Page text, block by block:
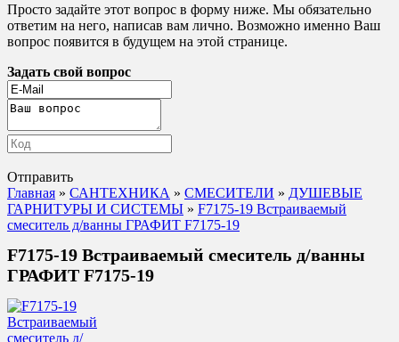
Просто задайте этот вопрос в форму ниже. Мы обязательно
ответим на него, написав вам лично. Возможно именно Ваш
вопрос появится в будущем на этой странице.
Задать свой вопрос
Отправить
Главная » САНТЕХНИКА » СМЕСИТЕЛИ » ДУШЕВЫЕ
ГАРНИТУРЫ И СИСТЕМЫ » F7175-19 Встраиваемый
смеситель д/ванны ГРАФИТ F7175-19
F7175-19 Встраиваемый смеситель д/ванны
ГРАФИТ F7175-19